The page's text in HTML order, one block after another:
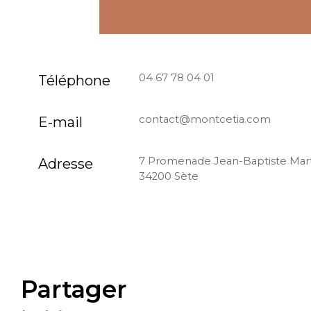
Téléphone 04 67 78 04 01
E-mail contact@montcetia.com
Adresse
7 Promenade Jean-Baptiste
34200 Sète
partager